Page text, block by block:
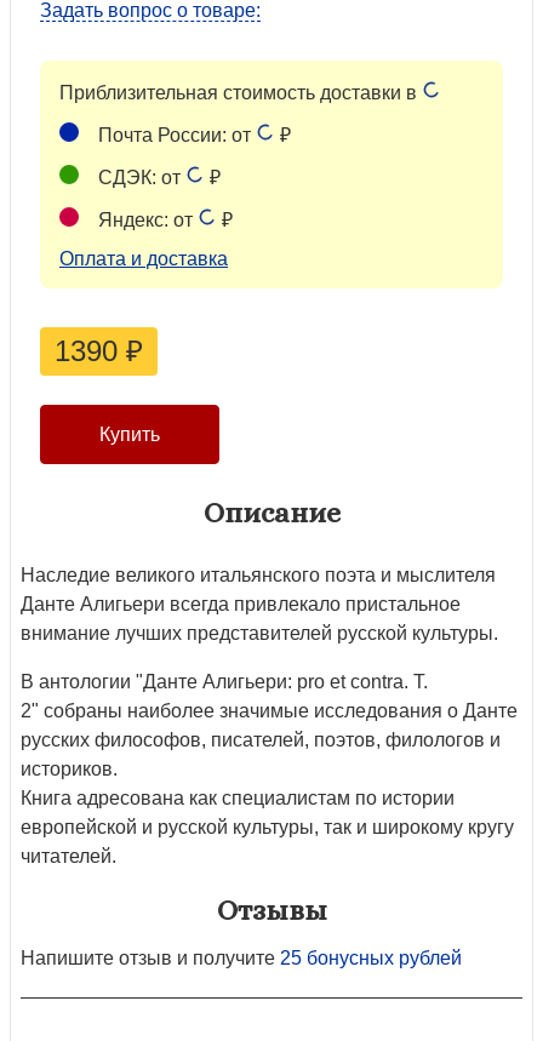
Задать вопрос о товаре:
Приблизительная стоимость доставки в
Почта России: от ₽
СДЭК: от ₽
Яндекс: от
₽
Оплата и доставка
1390 ₽
Описание
Наследие великого итальянского поэта и мыслителя
Данте Алигьери всегда привлекало пристальное
внимание лучших представителей русской культуры.
В антологии "Данте Алигьери: pro et contra. T.
2" собраны наиболее значимые исследования о Данте
русских философов, писателей, поэтов, филологов и
историков.
Книга адресована как специалистам по истории
европейской и русской культуры, так и широкому кругу
читателей.
Отзывы
Напишите отзыв и получите 25 бонусных рублей